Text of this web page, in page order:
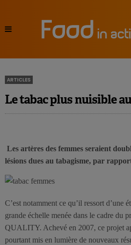
ARTICLES
Le tabac plus nuisible
Les artères des femmes seraient
lésions dues au tabagisme, par
C’est notamment ce qu’il ressort d’une
grande échelle menée dans le cadre du
QUALITY. Achevé en 2007, ce projet
pourtant mis en lumière de nouveaux